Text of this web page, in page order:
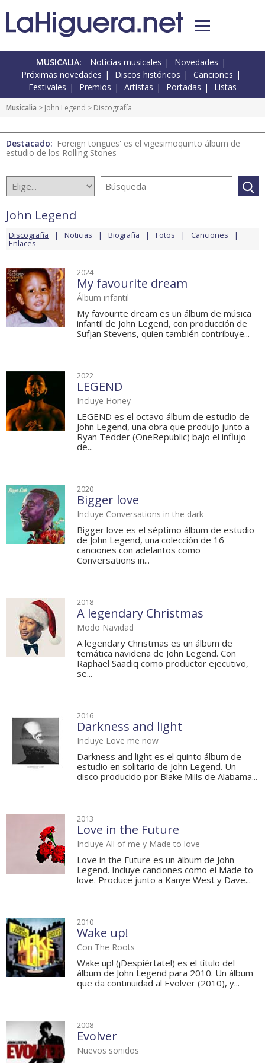
MUSICALIA: Noticias musicales
Novedades
Próximas novedades
Discos históricos
Canciones
Festivales
Premios Artistas Portadas Listas
Musicalia > John Legend > Discografía
Destacado: 'Foreign tongues' es el vigesimoquinto álbum de
estudio de los Rolling Stones
John Legend
Discografía Noticias Biografía Fotos Canciones
Enlaces
2024
My favourite dream
Álbum infantil
My favourite dream es un álbum de música
infantil de John Legend, con producción de
Sufjan Stevens, quien también contribuye...
2022
LEGEND
Incluye Honey
LEGEND es el octavo álbum de estudio de
John Legend, una obra que produjo junto a
Ryan Tedder (OneRepublic) bajo el influjo
de...
2020
Bigger love
Incluye Conversations in the dark
Bigger love es el séptimo álbum de estudio
de John Legend, una colección de 16
canciones con adelantos como
Conversations in...
2018
A legendary Christmas
Modo Navidad
A legendary Christmas es un álbum de
temática navideña de John Legend. Con
Raphael Saadiq como productor ejecutivo,
se...
2016
Darkness and light
Incluye Love me now
Darkness and light es el quinto álbum de
estudio en solitario de John Legend. Un
disco producido por Blake Mills de Alabama...
2013
Love in the Future
Incluye All of me y Made to love
Love in the Future es un álbum de John
Legend. Incluye canciones como el Made to
love. Produce junto a Kanye West y Dave...
2010
Wake up!
Con The Roots
Wake up! (¡Despiértate!) es el título del
álbum de John Legend para 2010. Un álbum
que da continuidad al Evolver (2010), y...
2008
Evolver
Nuevos sonidos